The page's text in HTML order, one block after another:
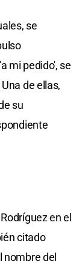
se
mi pedido', se
de ellas,
su
en el
citado
nombre del